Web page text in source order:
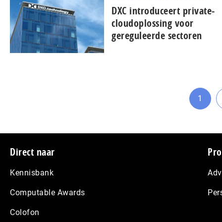
DXC introduceert private-
cloudoplossing voor
gereguleerde sectoren
Ga
1
Footer
Direct naar
Kennisbank
Computable Awards
Colofon